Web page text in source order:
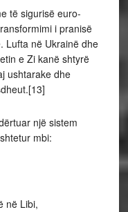
të sigurisë euro-
i pranisë
Lufta në Ukrainë dhe
e Zi kanë shtyrë
ushtarake dhe
një sistem
mbi:
në Libi,